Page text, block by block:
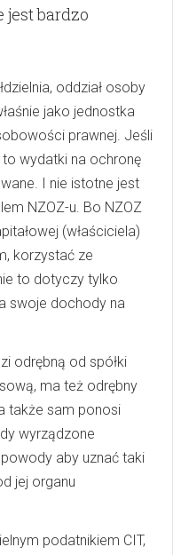
jest bardzo
oddział osoby
jako jednostka
prawnej. Jeśli
wydatki na ochronę
I nie istotne jest
NZOZ-u. Bo NZOZ
(właściciela)
korzystać ze
to dotyczy tylko
swoje dochody na
odrębną od spółki
ma też odrębny
także sam ponosi
wyrządzone
aby uznać taki
jej organu
podatnikiem CIT,